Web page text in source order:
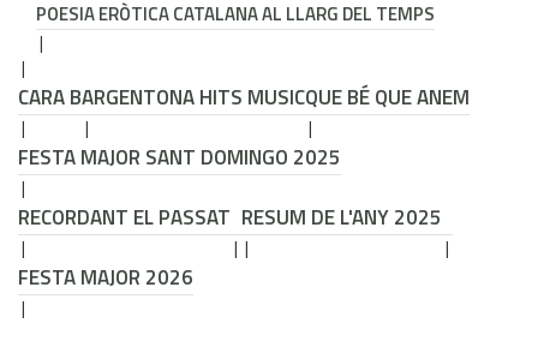
POESIA ERÒTICA CATALANA AL LLARG DEL TEMPS
CARA BARGENTONA HITS MUSICQUE BÉ QUE ANEM
FESTA MAJOR SANT DOMINGO 2025
RECORDANT EL PASSAT RESUM DE L'ANY 2025
FESTA MAJOR 2026